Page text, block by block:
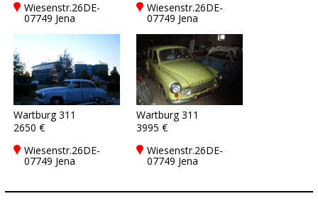
Wiesenstr.26DE-
07749 Jena
Wiesenstr.26DE-
07749 Jena
Wartburg 311
2650 €
Wiesenstr.26DE-
07749 Jena
Wartburg 311
3995 €
Wiesenstr.26DE-
07749 Jena